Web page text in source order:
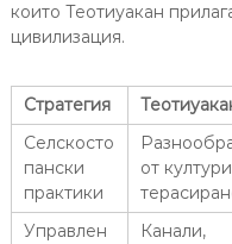
които Теотиуакан
цивилизация.
Стратегия
Селскосто
пански
практики
от
Управлен
Канали,